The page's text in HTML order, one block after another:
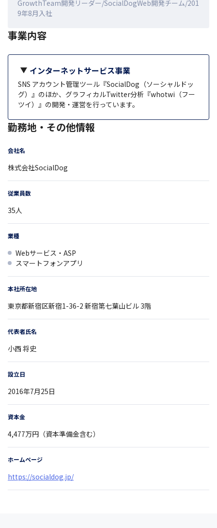
GrowthTeam開発リーダー/SocialDogWeb開発チーム/201
9年8月入社
事業内容
インターネットサービス事業
SNS アカウント管理ツール『SocialDog（ソーシャルドッ
グ）』のほか、グラフィカルTwitter分析『whotwi（フー
ツイ）』の開発・運営を行っています。
勤務地・その他情報
会社名
株式会社SocialDog
従業員数
35人
業種
Webサービス・ASP
スマートフォンアプリ
本社所在地
東京都新宿区新宿1-36-2 新宿第七葉山ビル 3階
代表者氏名
小西 将史
設立日
2016年7月25日
資本金
4,477万円（資本準備金含む）
ホームページ
https://socialdog.jp/